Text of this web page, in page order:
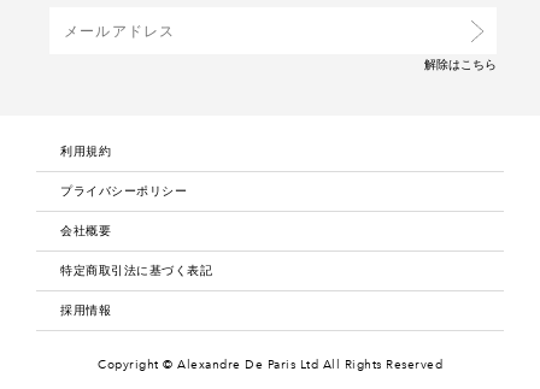
解除は こちら
利用規約
プライバシーポリシー
会社概要
特定商取引法に基づく表記
採用情報
Copyright © Alexandre De Paris Ltd All Rights Reserved